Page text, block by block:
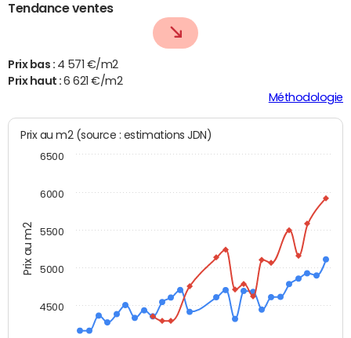
Tendance ventes
Prix bas : 4 571 €/m2
Prix haut :6 621 €/m2
Méthodologie
Prix au m2
Prix au m2 (source : estimations JDN)
4500
5000
5500
6000
6500